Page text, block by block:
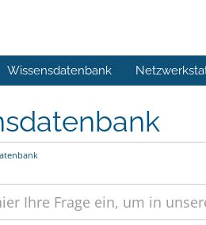
Wissensdatenbank